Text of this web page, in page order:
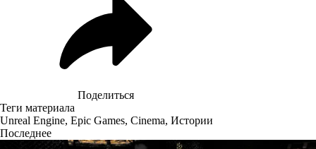
Поделиться
Теги материала
Unreal Engine, Epic Games, Cinema, Истории
Последнее